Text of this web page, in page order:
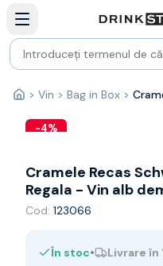
Bauturi fine — selectie
Produse Noi
Cosuri cadou
Pachete & Cadouri
Vin
Tamaioasa
Franta
Spania
Africa de Sud
Germania
Acasă
> Vin > Bag in Box >
-4%
Cramele Recas
Regala - Vin alb
Cod: 123066
În stoc• Livrare